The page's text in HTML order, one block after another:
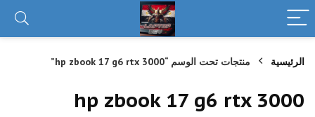
الرئيسية منتجات تحت الوسم “hp zbook 17 g6 rtx 3000”
hp zbook 17 g6 rtx 3000